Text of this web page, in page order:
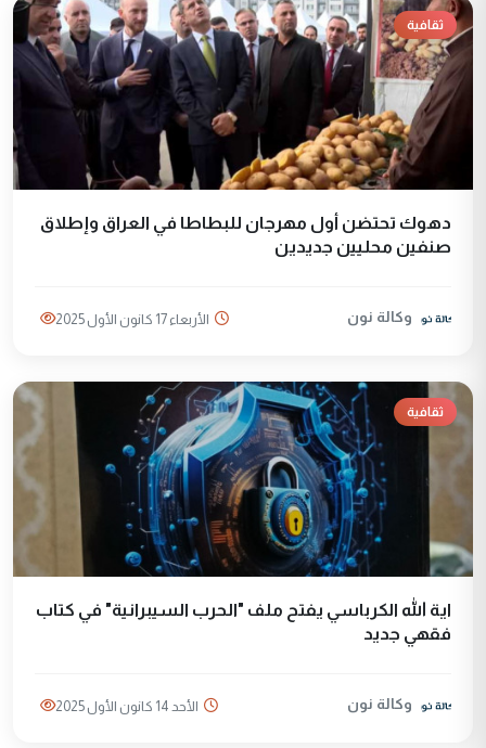
ثقافية
دهوك تحتضن أول مهرجان للبطاطا في العراق وإطلاق
صنفين محليين جديدين
وكالة نون الأربعاء 17 كانون الأول 2025
ثقافية
اية الله الكرباسي يفتح ملف "الحرب السيبرانية" في كتاب
فقهي جديد
وكالة نون الأحد 14 كانون الأول 2025